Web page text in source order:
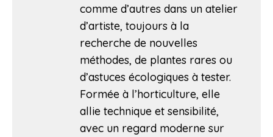
comme d’autres dans un atelier
d’artiste, toujours à la
recherche de nouvelles
méthodes, de plantes rares ou
d’astuces écologiques à tester.
Formée à l’horticulture, elle
allie technique et sensibilité,
avec un regard moderne sur